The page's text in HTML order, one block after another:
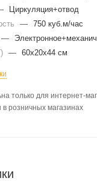
Циркуляция+отвод
— 750 куб.м/час
—
— 60x20x44 см
только для интернет-
в розничных магазинах